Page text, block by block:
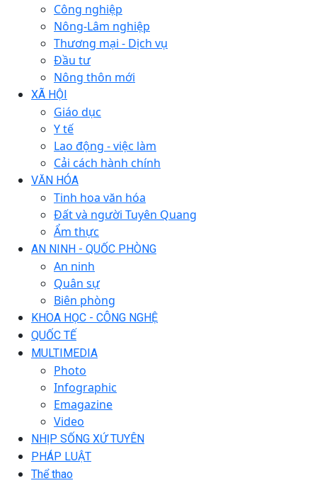
Công nghiệp
Nông-Lâm nghiệp
Thương mại - Dịch vụ
Đầu tư
Nông thôn mới
XÃ HỘI
Giáo dục
Y tế
Lao động - việc làm
Cải cách hành chính
VĂN HÓA
Tinh hoa văn hóa
Đất và người Tuyên Quang
Ẩm thực
AN NINH - QUỐC PHÒNG
An ninh
Quân sự
Biên phòng
KHOA HỌC - CÔNG NGHỆ
QUỐC TẾ
MULTIMEDIA
Photo
Infographic
Emagazine
Video
NHỊP SỐNG XỨ TUYÊN
PHÁP LUẬT
Thể thao